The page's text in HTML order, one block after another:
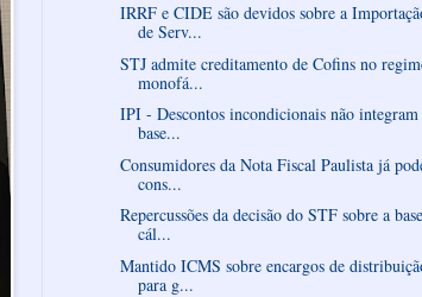
IRRF e CIDE são devidos sobre a
de Serv...
STJ admite creditamento de Cofins no
monofá...
IPI - Descontos incondicionais não integram
base...
Consumidores da Nota Fiscal Paulista já
cons...
Repercussões da decisão do STF sobre a
cál...
Mantido ICMS sobre encargos de
para g...